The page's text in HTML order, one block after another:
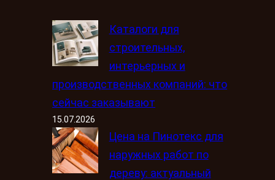
Каталоги для
строительных,
интерьерных и
производственных компаний: что
сейчас заказывают
15.07.2026
Цена на Пинотекс для
наружных работ по
дереву: актуальный